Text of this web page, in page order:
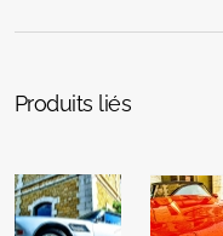
Produits liés